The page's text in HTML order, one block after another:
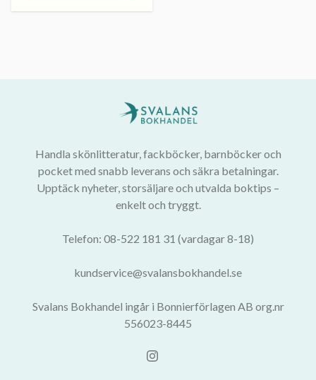
Handla skönlitteratur, fackböcker, barnböcker och
pocket med snabb leverans och säkra betalningar.
Upptäck nyheter, storsäljare och utvalda boktips –
enkelt och tryggt.
Telefon: 08-522 181 31 (vardagar 8-18)
kundservice@svalansbokhandel.se
Svalans Bokhandel ingår i Bonnierförlagen AB org.nr
556023-8445